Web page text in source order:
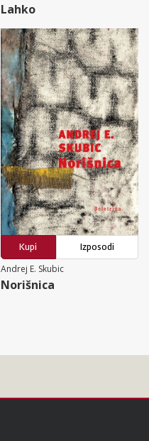
Lahko
Kupi
Izposodi
Andrej E. Skubic
Norišnica